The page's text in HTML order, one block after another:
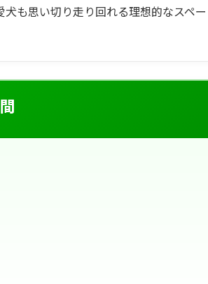
も思い切り走り回れる理想的なスペー